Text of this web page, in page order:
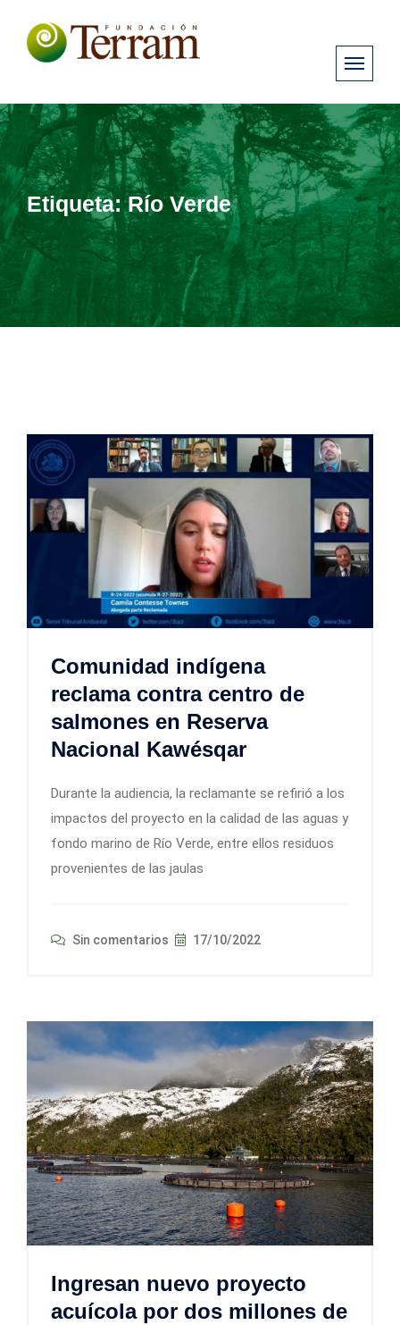
Etiqueta:Río Verde
Comunidad indígena
reclama contra centro de
salmones en Reserva
Nacional Kawésqar
Durante la audiencia, la reclamante se refirió a los
impactos del proyecto en la calidad de las aguas y
fondo marino de Río Verde, entre ellos residuos
provenientes de las jaulas
Sin comentarios 17/10/2022
Ingresan nuevo proyecto
acuícola por dos millones de